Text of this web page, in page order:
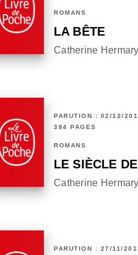
ROMANS
LA BÊTE
Catherine
PARUTION : 02/12/
384 PAGES
ROMANS
LE SIÈCLE
Catherine
PARUTION : 27/11/